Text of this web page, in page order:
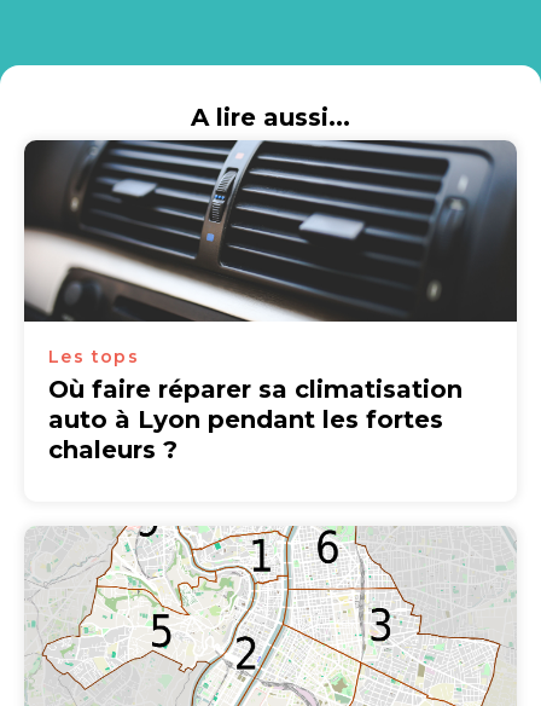
A lire aussi...
Les tops
Où faire réparer sa climatisation
auto à Lyon pendant les fortes
chaleurs ?